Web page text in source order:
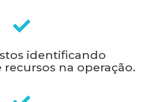
identificando
na operação.